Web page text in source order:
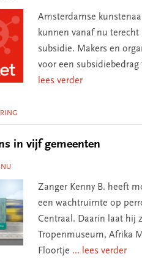
Amsterdamse
kunnen vanaf nu
subsidie. Makers en
voor een
lees verder
in vijf gemeenten
Zanger Kenny B. heeft
een wachtruimte op
Centraal. Daarin laat hij
Tropenmuseum, Afrika
Floortje ... lees verder